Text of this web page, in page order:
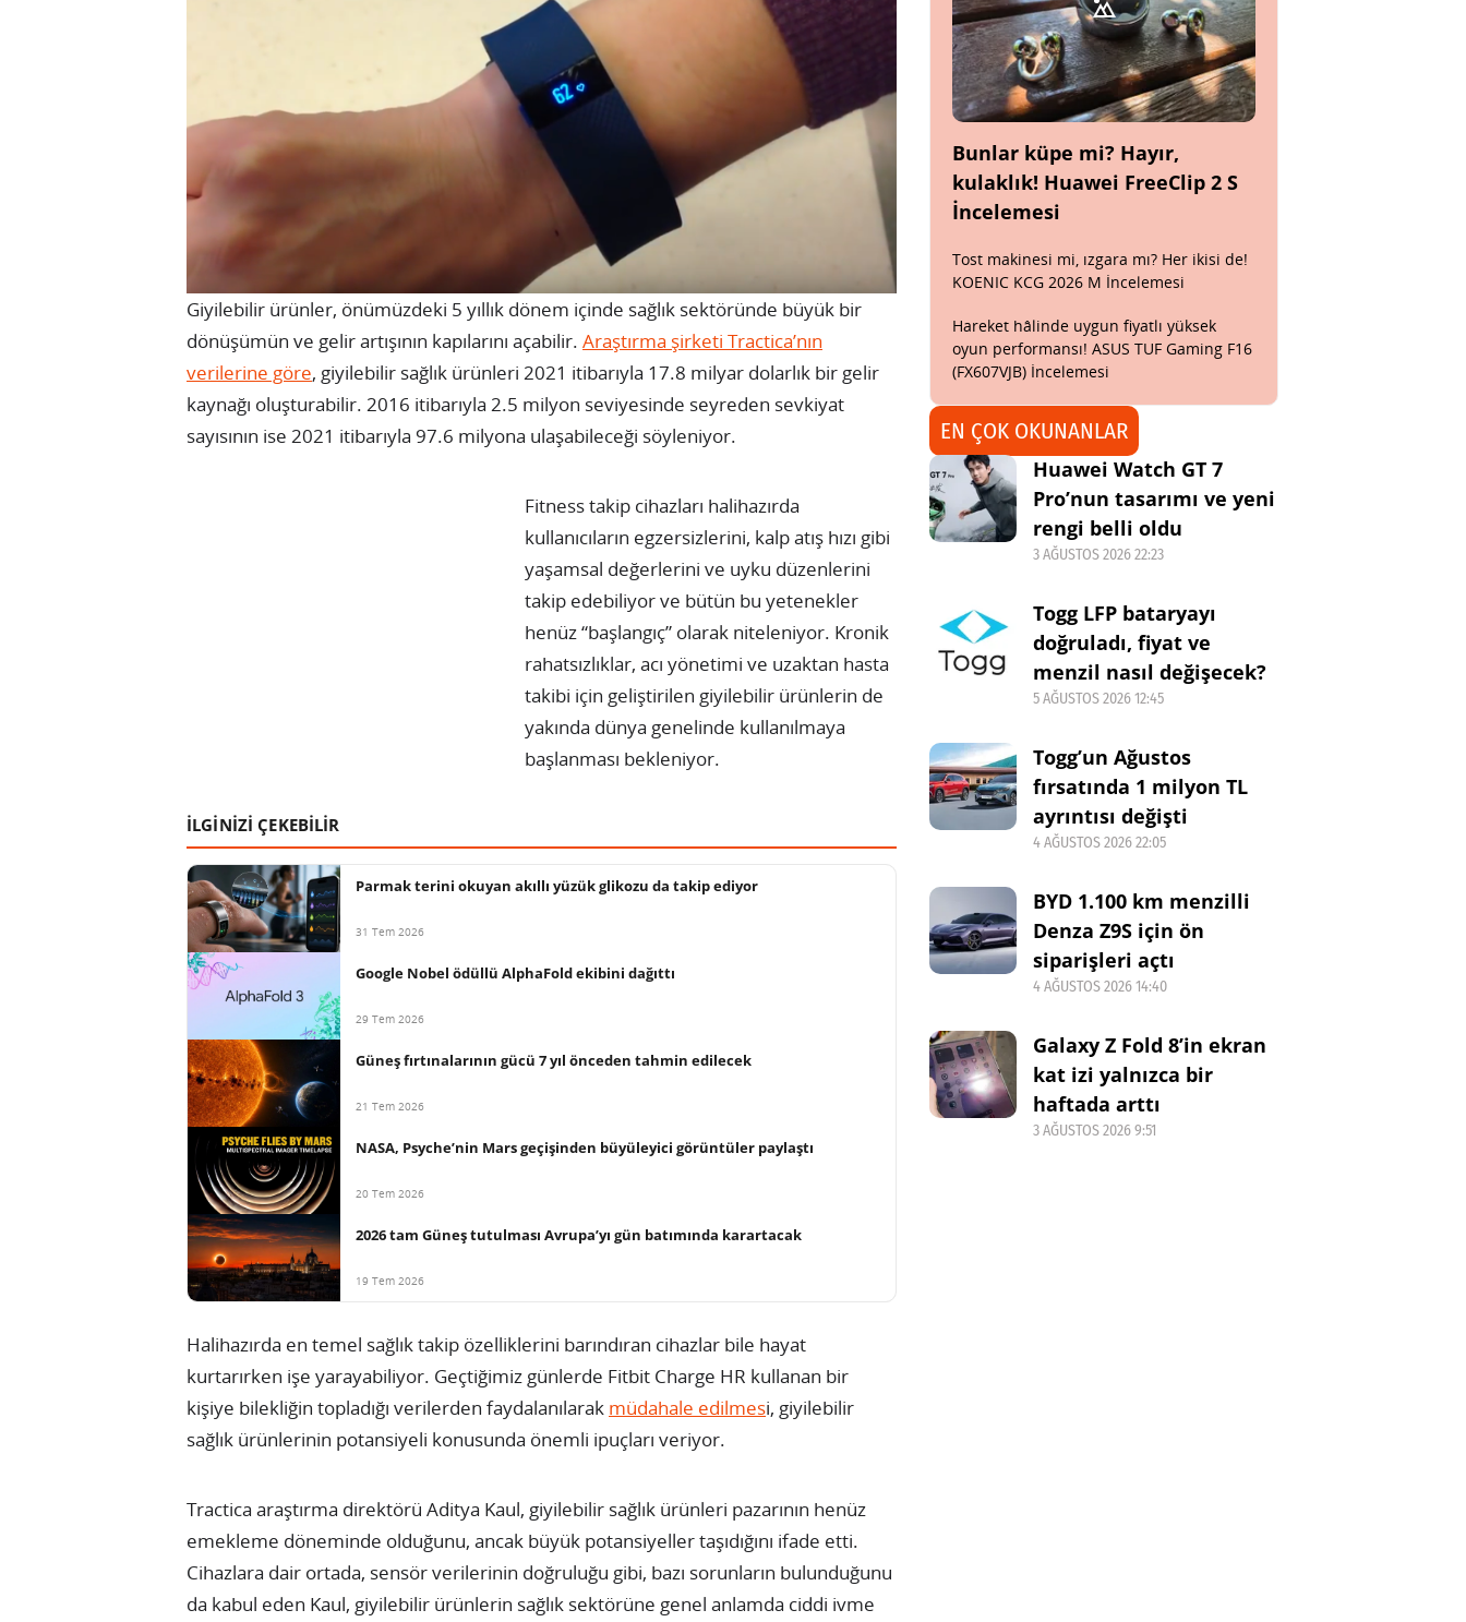
Giyilebilir ürünler, önümüzdeki 5 yıllık dönem içinde sağlık sektöründe büyük bir
dönüşümün ve gelir artışının kapılarını açabilir. Araştırma şirketi Tractica’nın
verilerine göre, giyilebilir sağlık ürünleri 2021 itibarıyla 17.8 milyar dolarlık bir gelir
kaynağı oluşturabilir. 2016 itibarıyla 2.5 milyon seviyesinde seyreden sevkiyat
sayısının ise 2021 itibarıyla 97.6 milyona ulaşabileceği söyleniyor.
Fitness takip cihazları halihazırda
kullanıcıların egzersizlerini, kalp atış hızı gibi
yaşamsal değerlerini ve uyku düzenlerini
takip edebiliyor ve bütün bu yetenekler
henüz “başlangıç” olarak niteleniyor. Kronik
rahatsızlıklar, acı yönetimi ve uzaktan hasta
takibi için geliştirilen giyilebilir ürünlerin de
yakında dünya genelinde kullanılmaya
başlanması bekleniyor.
İLGİNİZİ ÇEKEBİLİR
Parmak terini okuyan akıllı yüzük glikozu da takip ediyor
31 Tem 2026
Google Nobel ödüllü AlphaFold ekibini dağıttı
29 Tem 2026
Güneş fırtınalarının gücü 7 yıl önceden tahmin edilecek
21 Tem 2026
NASA, Psyche’nin Mars geçişinden büyüleyici görüntüler paylaştı
20 Tem 2026
2026 tam Güneş tutulması Avrupa’yı gün batımında karartacak
19 Tem 2026
Halihazırda en temel sağlık takip özelliklerini barındıran cihazlar bile hayat
kurtarırken işe yarayabiliyor. Geçtiğimiz günlerde Fitbit Charge HR kullanan bir
kişiye bilekliğin topladığı verilerden faydalanılarak müdahale edilmesi, giyilebilir
sağlık ürünlerinin potansiyeli konusunda önemli ipuçları veriyor.
Tractica araştırma direktörü Aditya Kaul, giyilebilir sağlık ürünleri pazarının henüz
emekleme döneminde olduğunu, ancak büyük potansiyeller taşıdığını ifade etti.
Cihazlara dair ortada, sensör verilerinin doğruluğu gibi, bazı sorunların bulunduğunu
da kabul eden Kaul, giyilebilir ürünlerin sağlık sektörüne genel anlamda ciddi ivme
Bunlar küpe mi? Hayır,
kulaklık! Huawei FreeClip 2 S
İncelemesi
Tost makinesi mi, ızgara mı? Her ikisi de!
KOENIC KCG 2026 M İncelemesi
Hareket hâlinde uygun fiyatlı yüksek
oyun performansı! ASUS TUF Gaming F16
(FX607VJB) İncelemesi
EN ÇOK OKUNANLAR
Huawei Watch GT 7
Pro’nun tasarımı ve yeni
rengi belli oldu
3 AĞUSTOS 2026 22:23
Togg LFP bataryayı
doğruladı, fiyat ve
menzil nasıl değişecek?
5 AĞUSTOS 2026 12:45
Togg’un Ağustos
fırsatında 1 milyon TL
ayrıntısı değişti
4 AĞUSTOS 2026 22:05
BYD 1.100 km menzilli
Denza Z9S için ön
siparişleri açtı
4 AĞUSTOS 2026 14:40
Galaxy Z Fold 8’in ekran
kat izi yalnızca bir
haftada arttı
3 AĞUSTOS 2026 9:51